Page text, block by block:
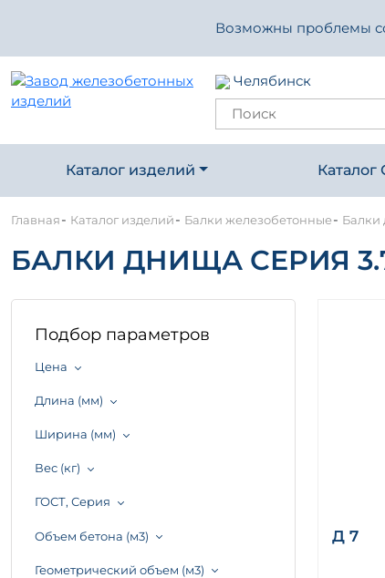
Возможны проблемы со
Челябинск
Каталог изделий
Главная- Каталог изделий- Балки железобетонные- Балки
БАЛКИ ДНИЩА СЕРИЯ
Подбор параметров
Цена
Длина (мм)
Ширина (мм)
Вес (кг)
ГОСТ, Серия
Объем бетона (м3)
Геометрический объем (м3)
Д 7